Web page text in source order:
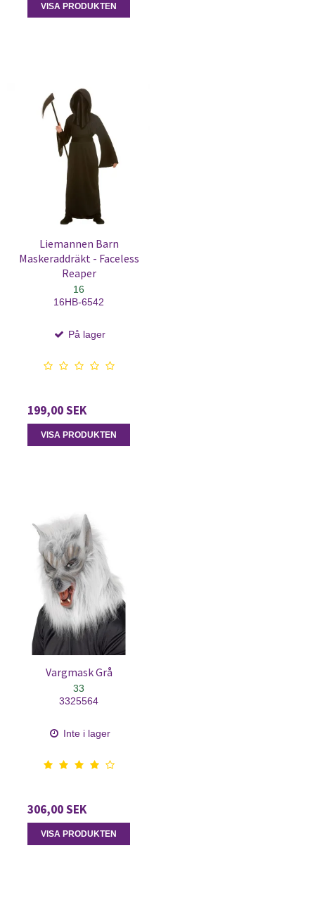
VISA PRODUKTEN
Liemannen Barn
Maskeraddräkt - Faceless
Reaper
16
16HB-6542
På lager
199,00 SEK
VISA PRODUKTEN
Vargmask Grå
33
3325564
Inte i lager
306,00 SEK
VISA PRODUKTEN